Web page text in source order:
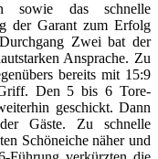
sowie das schnelle
der Garant zum Erfolg
Zwei bat der
Ansprache. Zu
bereits mit 15:9
Den 5 bis 6 Tore-
geschickt. Dann
Gäste. Zu schnelle
Schöneiche näher und